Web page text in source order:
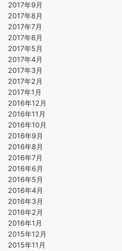
2017年9月
2017年8月
2017年7月
2017年6月
2017年5月
2017年4月
2017年3月
2017年2月
2017年1月
2016年12月
2016年11月
2016年10月
2016年9月
2016年8月
2016年7月
2016年6月
2016年5月
2016年4月
2016年3月
2016年2月
2016年1月
2015年12月
2015年11月